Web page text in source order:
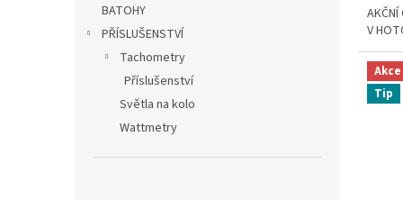
BATOHY
PŘÍSLUŠENSTVÍ
Tachometry
Příslušenství
Světla na kolo
Wattmetry
AKČNÍ
V
Akce
Tip